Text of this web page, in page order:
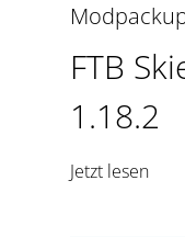
FTB
1.18.2
Jetzt lesen